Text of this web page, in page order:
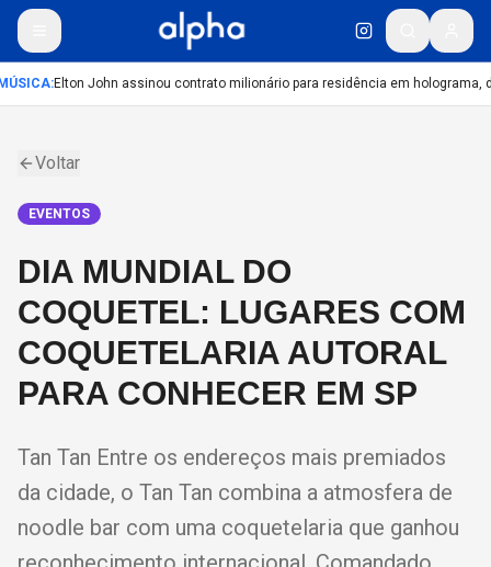
:Elton John assinou contrato milionário para residência em holograma,
Voltar
EVENTOS
DIA MUNDIAL DO
COQUETEL: LUGARES COM
COQUETELARIA AUTORAL
PARA CONHECER EM SP
Tan Tan Entre os endereços mais premiados
da cidade, o Tan Tan combina a atmosfera de
noodle bar com uma coquetelaria que ganhou